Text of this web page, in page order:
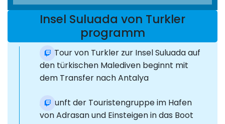
Insel Suluada von Turkler
programm
Die Tour von Turkler zur Insel Suluada auf
den türkischen Malediven beginnt mit
dem Transfer nach Antalya
Ankunft der Touristengruppe im Hafen
von Adrasan und Einsteigen in das Boot